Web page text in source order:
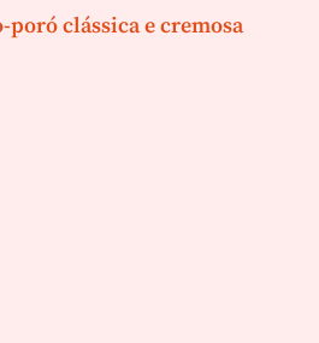
poró clássica e cremosa